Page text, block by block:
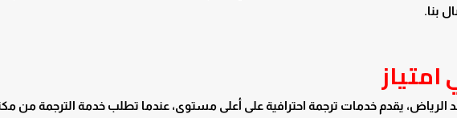
بنا.
امتياز
الرياض، يقدم خدمات ترجمة احترافية على أعلى مستوى، عندما تطلب خدمة الترجمة من